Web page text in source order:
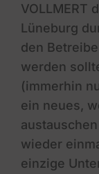
VOLLMERT
Lüneburg
den
werden
(immerhin
ein neues,
wieder
einzige